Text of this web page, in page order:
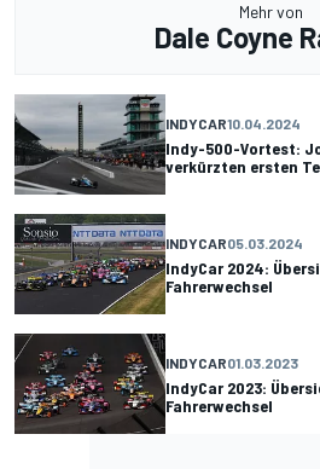
Mehr von
Dale Coyne
INDYCAR10.04.2024
Indy-500-Vortest:
verkürzten ersten
INDYCAR05.03.2024
IndyCar 2024:
Fahrerwechsel
INDYCAR01.03.2023
IndyCar 2023:
Fahrerwechsel